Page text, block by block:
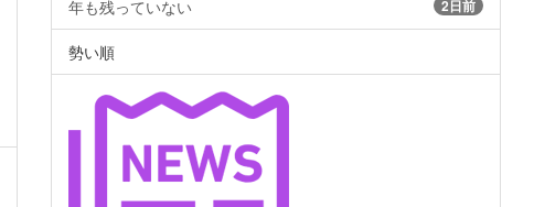
年も残っていない
2日前
勢い順